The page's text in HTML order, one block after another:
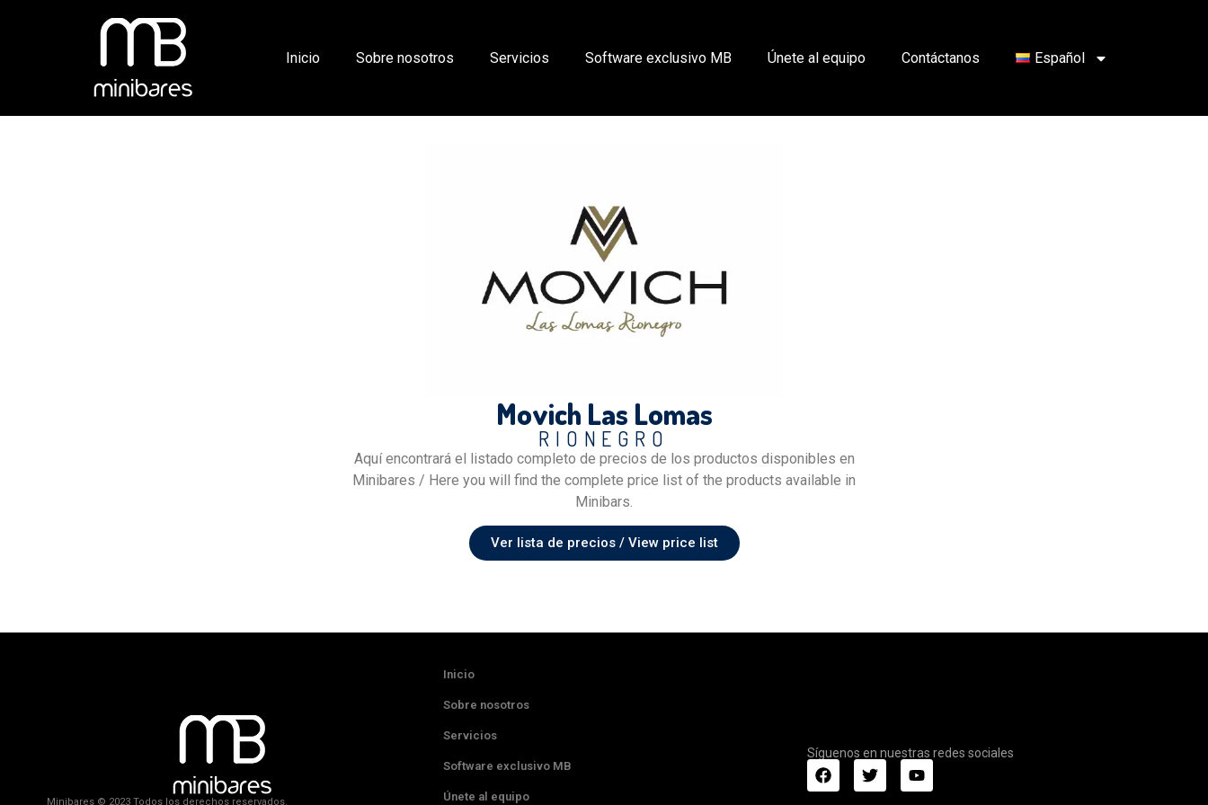
Inicio Sobre nosotros Servicios Software exclusivo MB Únete al equipo Contáctanos Español
Movich Las Lomas
RIONEGRO
Aquí encontrará el listado completo de precios de los productos disponibles en
Minibares / Here you will find the complete price list of the products available in
Minibars.
Ver lista de precios / View price list
Minibares © 2023 Todos los derechos reservados.
Inicio
Sobre nosotros
Servicios
Software exclusivo MB
Únete al equipo
Síguenos en nuestras redes sociales